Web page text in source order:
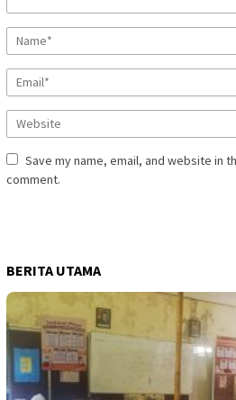
Save my name, email, and website in
comment.
BERITA UTAMA